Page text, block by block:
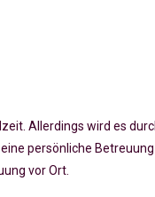
Allerdings wird es
persönliche
vor Ort.